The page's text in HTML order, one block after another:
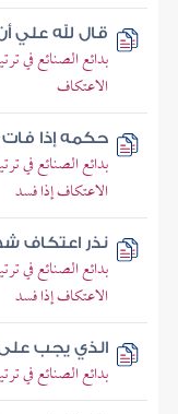
قال لله علي
بدائع الصنائع
الاعتكاف
حكمه إذا فات
بدائع الصنائع في
الاعتكاف إذا فسد
نذر اعتكاف
بدائع الصنائع في
الاعتكاف إذا فسد
الذي يجب على
بدائع الصنائع في